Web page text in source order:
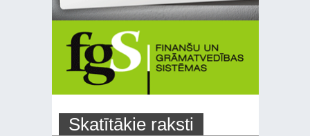
Skatītākie raksti